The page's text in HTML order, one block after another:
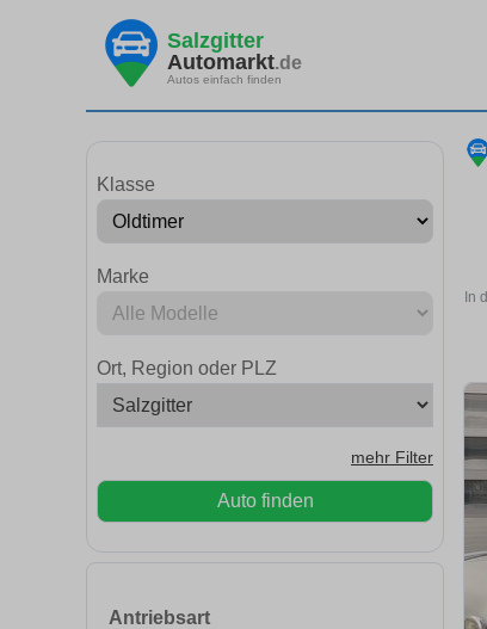
Salzgitter
Automarkt.de
Autos einfach finden
Klasse
Marke
Ort, Region oder PLZ
mehr Filter
Auto finden
Antriebsart
In